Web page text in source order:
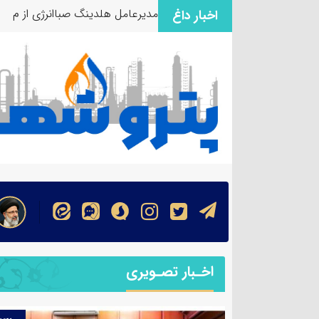
اخبار داغ مدیرعامل هلدینگ صباانرژی از
اخـبار تصـویری